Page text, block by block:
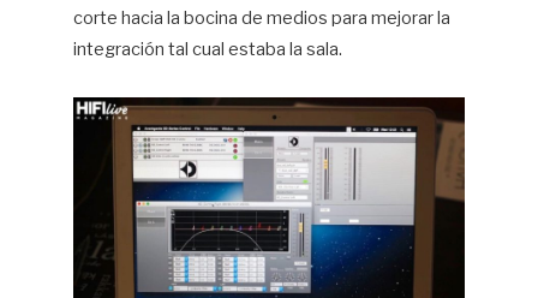
corte hacia la bocina de medios para mejorar la
integración tal cual estaba la sala.